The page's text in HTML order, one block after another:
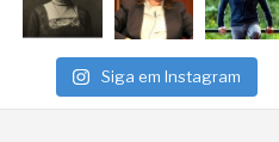
Siga em Instagram